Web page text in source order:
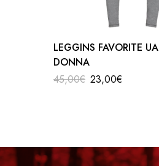
LEGGINS FAVORITE UA
DONNA
45,00€ 23,00€